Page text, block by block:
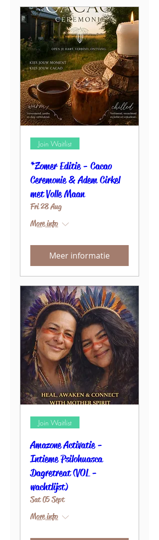
Join Waitlist
*Zomer Editie - Cacao
Ceremonie & Adem Cirkel
met Volle Maan
Fri 28 Aug
More info
Meer informatie
Join Waitlist
Amazone Activatie -
Intieme Psilohuasca
Dagretreat (VOL -
wachtlijst)
Sat 05 Sept
More info